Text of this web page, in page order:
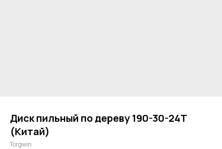
Диск пильный по дереву 190-30-24Т
(Китай)
Torgwin